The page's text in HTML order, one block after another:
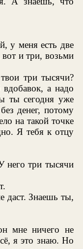
у меня есть две
и три, возьми
три тысячи?
а надо
ты сегодня уже
денег, потому
на такой точке
Я тебя к отцу
три тысячи
Знаешь ты,
мне ничего не
я это знаю. Но